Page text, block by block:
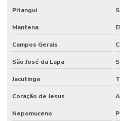
Pitangui
Mantena
Campos Gerais
São José da Lapa
Jacutinga
Coração de Jesus
Nepomuceno